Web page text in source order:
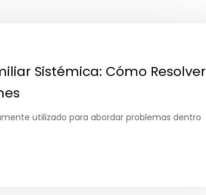
Sistémica: Cómo Resolver
utilizado para abordar problemas dentro